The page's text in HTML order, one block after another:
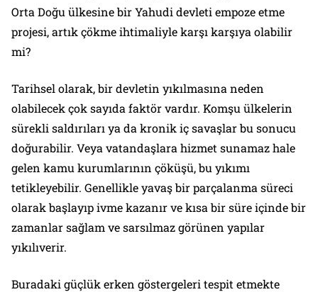
Orta Doğu ülkesine bir Yahudi devleti empoze etme
projesi, artık çökme ihtimaliyle karşı karşıya olabilir
mi?
Tarihsel olarak, bir devletin yıkılmasına neden
olabilecek çok sayıda faktör vardır. Komşu ülkelerin
sürekli saldırıları ya da kronik iç savaşlar bu sonucu
doğurabilir. Veya vatandaşlara hizmet sunamaz hale
gelen kamu kurumlarının çöküşü, bu yıkımı
tetikleyebilir. Genellikle yavaş bir parçalanma süreci
olarak başlayıp ivme kazanır ve kısa bir süre içinde bir
zamanlar sağlam ve sarsılmaz görünen yapılar
yıkılıverir.
Buradaki güçlük erken göstergeleri tespit etmekte